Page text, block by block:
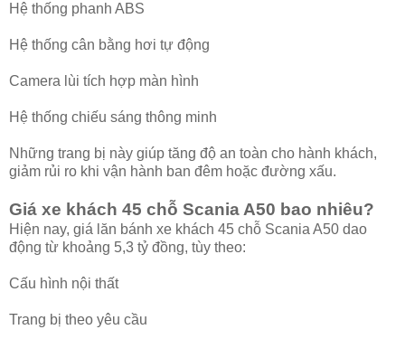
Hệ thống phanh ABS
Hệ thống cân bằng hơi tự động
Camera lùi tích hợp màn hình
Hệ thống chiếu sáng thông minh
Những trang bị này giúp tăng độ an toàn cho hành khách,
giảm rủi ro khi vận hành ban đêm hoặc đường xấu.
Giá xe khách 45 chỗ Scania A50 bao nhiêu?
Hiện nay, giá lăn bánh xe khách 45 chỗ Scania A50 dao
động từ khoảng 5,3 tỷ đồng, tùy theo:
Cấu hình nội thất
Trang bị theo yêu cầu